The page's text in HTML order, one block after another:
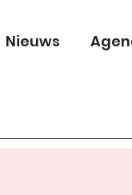
Nieuws